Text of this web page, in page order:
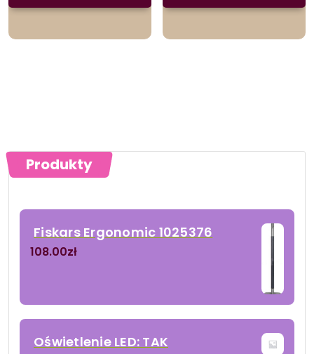
Produkty
Fiskars Ergonomic 1025376
108.00zł
Oświetlenie LED: TAK